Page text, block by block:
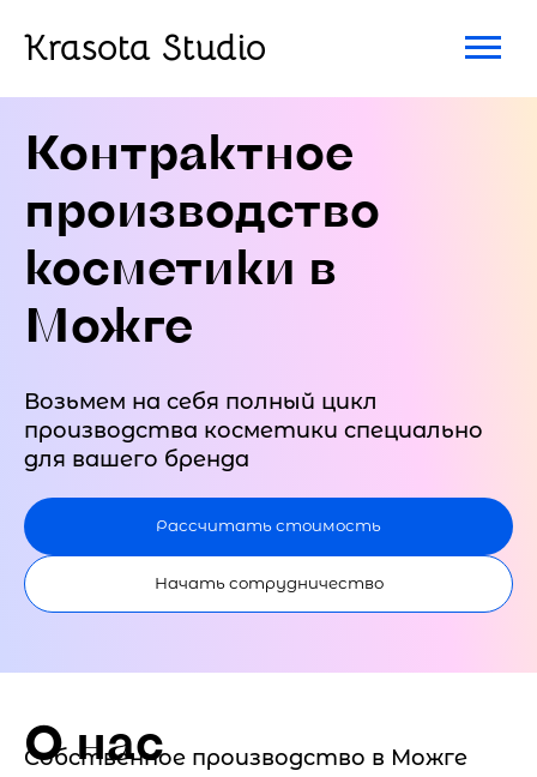
Krasota Studio
Контрактное
производство
косметики в
Можге
Возьмем на себя полный цикл
производства косметики специально
для вашего бренда
Рассчитать стоимость
Начать сотрудничество
О нас
Собственное производство в Можге